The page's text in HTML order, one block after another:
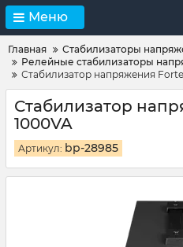
Меню
Главная
Стабилизаторы
Релейные стабилизаторы
Стабилизатор напряжения
Стабилизатор
1000VA
Артикул: bp-28985